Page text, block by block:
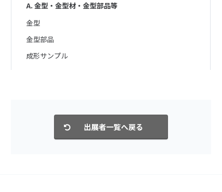
A. 金型・金型材・金型部品等
金型
金型部品
成形サンプル